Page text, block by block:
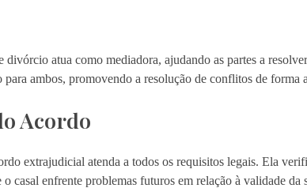
divórcio atua como mediadora, ajudando as partes a
ambos, promovendo a resolução de conflitos de forma
Acordo
extrajudicial atenda a todos os requisitos legais. Ela
casal enfrente problemas futuros em relação à validade da